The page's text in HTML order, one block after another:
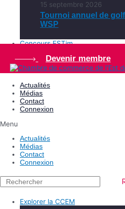
15 septembre 2026
Tournoi annuel de
WSP
Concours ESTim
Devenir membre
Actualités
Médias
Contact
Connexion
Menu
Actualités
Médias
Contact
Connexion
Explorer la CCEM